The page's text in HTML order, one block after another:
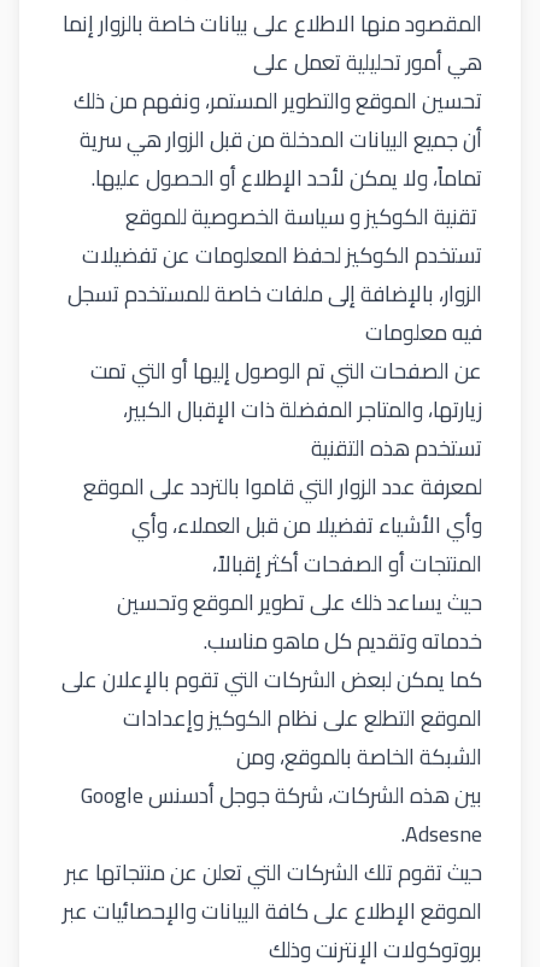
المقصود منها الاطلاع على بيانات خاصة بالزوار إنما
هي أمور تحليلية تعمل على
تحسين الموقع والتطوير المستمر، ونفهم من ذلك
أن جميع البيانات المدخلة من قبل الزوار هي سرية
تماماً، ولا يمكن لأحد الإطلاع أو الحصول عليها.
تقنية الكوكيز و سياسة الخصوصية للموقع
تستخدم الكوكيز لحفظ المعلومات عن تفضيلات
الزوار، بالإضافة إلى ملفات خاصة للمستخدم تسجل
فيه معلومات
عن الصفحات التي تم الوصول إليها أو التي تمت
زيارتها، والمتاجر المفضلة ذات الإقبال الكبير،
تستخدم هذه التقنية
لمعرفة عدد الزوار التي قاموا بالتردد على الموقع
وأي الأشياء تفضيلا من قبل العملاء، وأي
المنتجات أو الصفحات أكثر إقبالاً،
حيث يساعد ذلك على تطوير الموقع وتحسين
خدماته وتقديم كل ماهو مناسب.
كما يمكن لبعض الشركات التي تقوم بالإعلان على
الموقع التطلع على نظام الكوكيز وإعدادات
الشبكة الخاصة بالموقع، ومن
بين هذه الشركات، شركة جوجل أدسنس Google
Adsesne.
حيث تقوم تلك الشركات التي تعلن عن منتجاتها عبر
الموقع الإطلاع على كافة البيانات والإحصائيات عبر
بروتوكولات الإنترنت وذلك